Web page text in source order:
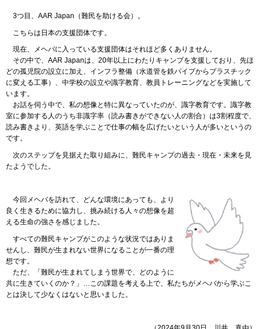
3つ目 、AAR Japan（難民を助ける会）。
こちらは日本の支援団体です。
現在、メヘバに入っている支援団体はそれほど多くありません。
その中で、AAR Japanは、20年以上にわたりキャンプを支援しており、先ほ
どの孤児院の設立に加え、インフラ整備（水道管を鉄パイプからプラスチック
に変える工事）、中学校の設立や識字教育、教員トレーニングなどを実施して
います。
お話を伺う中で、私の想像と特に異なっていたのが、識字教育です。識字教
室に参加する人のうち非識字率（読み書きができない人の割合）は3割程度で、
読み書きより、英語を学ぶことで仕事の幅を広げたいという人が多いというの
です。
次のステップを見据えた取り組みに、難民キャンプの過去・現在・未来を見
たようでした。
今回 メヘバを訪れて、どんな環境にあっても、より
良く生きるために協力し、挑み続ける人々の想像を超
える生命の強さを感じました。
すべての難民キャンプがこのような状況ではありま
せんし、難民が生まれない世界になることが一番の理
想です。
ただ、「難民が生まれてしまう世界で、どのように
共に生きていくのか？」…この課題を考える上で、私たちがメヘバから学ぶこ
とは決して少なくはないと思いました。